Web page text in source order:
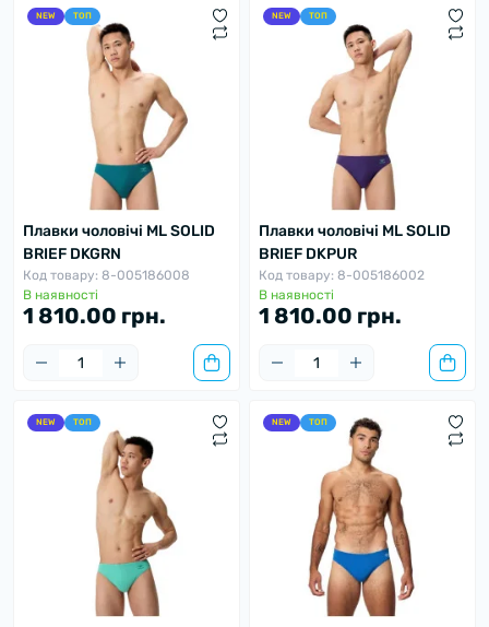
NEW ТОП
Плавки чоловічі ML SOLID
BRIEF DKGRN
Код товару: 8-005186008
В наявності
1 810.00 грн.
NEW ТОП
Плавки чоловічі ML SOLID
BRIEF DKPUR
Код товару: 8-005186002
В наявності
1 810.00 грн.
NEW ТОП NEW ТОП